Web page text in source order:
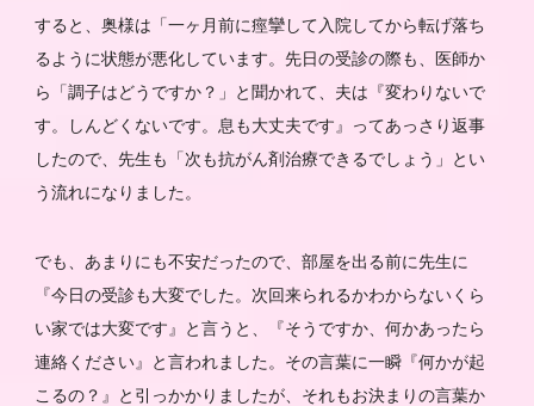
すると、奥様は「一ヶ月前に痙攣して入院してから転げ落ち
るように状態が悪化しています。先日の受診の際も、医師か
ら「調子はどうですか？」と聞かれて、夫は『変わりないで
す。しんどくないです。息も大丈夫です』ってあっさり返事
したので、先生も「次も抗がん剤治療できるでしょう」とい
う流れになりました。
でも、あまりにも不安だったので、部屋を出る前に先生に
『今日の受診も大変でした。次回来られるかわからないくら
い家では大変です』と言うと、『そうですか、何かあったら
連絡ください』と言われました。その言葉に一瞬『何かが起
こるの？』と引っかかりましたが、それもお決まりの言葉か